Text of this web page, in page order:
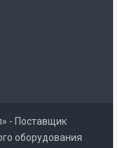
- Поставщик
оборудования